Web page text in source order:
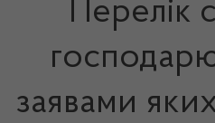
Перелік
заявами